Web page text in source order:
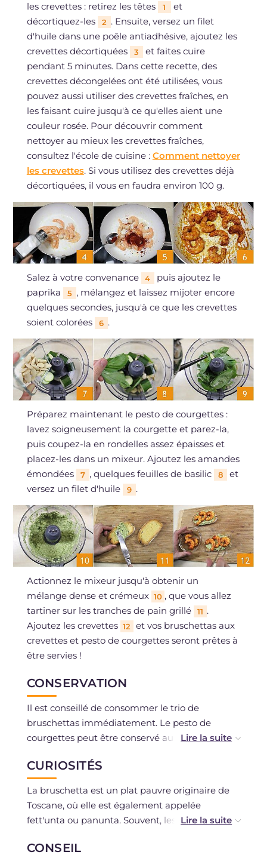
les crevettes : retirez les têtes 1
et
décortiquez-les
2 . Ensuite, versez un filet
d'huile dans une poêle antiadhésive, ajoutez les
crevettes décortiquées
3
et faites cuire
pendant 5 minutes. Dans cette recette, des
crevettes décongelées ont été utilisées, vous
pouvez aussi utiliser des crevettes fraîches, en
les faisant cuire jusqu'à ce qu'elles aient une
couleur rosée. Pour découvrir comment
nettoyer au mieux les crevettes fraîches,
consultez l'école de cuisine : Comment nettoyer
les crevettes. Si vous utilisez des crevettes déjà
décortiquées, il vous en faudra environ 100 g.
Salez à votre convenance 4
puis ajoutez le
paprika
5 , mélangez et laissez mijoter encore
quelques secondes, jusqu'à ce que les crevettes
soient colorées
6 .
Préparez maintenant le pesto de courgettes :
lavez soigneusement la courgette et parez-la,
puis coupez-la en rondelles assez épaisses et
placez-les dans un mixeur. Ajoutez les amandes
émondées
7 , quelques feuilles de basilic 8
et
versez un filet d'huile
9 .
Actionnez le mixeur jusqu'à obtenir un
mélange dense et crémeux 10 , que vous allez
tartiner sur les tranches de pain grillé
11 .
Ajoutez les crevettes 12
et vos bruschettas aux
crevettes et pesto de courgettes seront prêtes à
être servies !
CONSERVATION
Il est conseillé de consommer le trio de
bruschettas immédiatement. Le pesto de
courgettes peut être conservé au frais dans un
plastique pendant 2 jours.
Il est déconseillé de congeler.
CURIOSITÉS
La bruschetta est un plat pauvre originaire de
Toscane, où elle est également appelée
fett'unta ou panunta. Souvent, les bruschettas
utilisaient le pain rassis en l'assaisonnant avec
CONSEIL